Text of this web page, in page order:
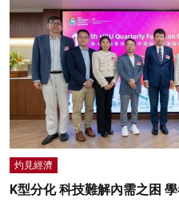
灼見經濟
K型分化 科技難解內需之困